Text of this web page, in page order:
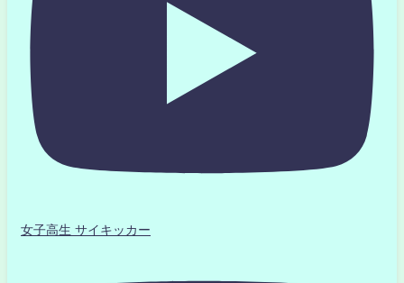
女子高生 サイキッカー